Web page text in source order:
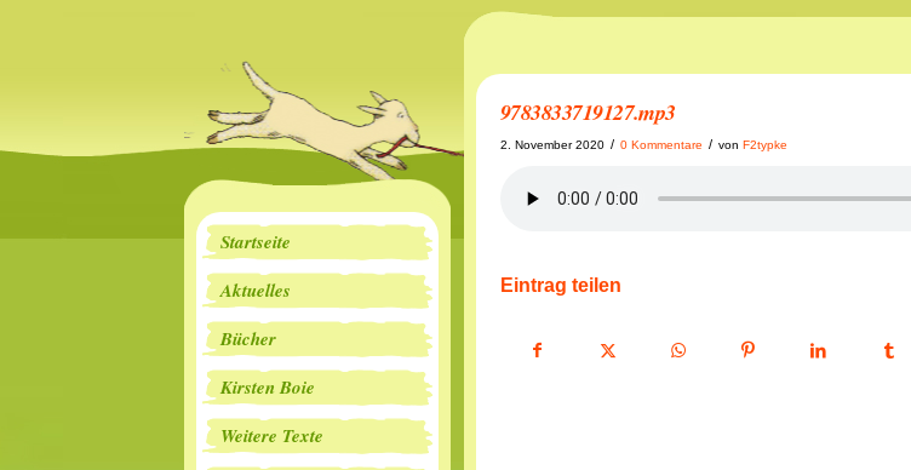
Startseite
Aktuelles
Bücher
Kirsten Boie
Weitere Texte
9783833719127.mp3
2. November 2020 / 0 Kommentare / von F2typke
Eintrag teilen